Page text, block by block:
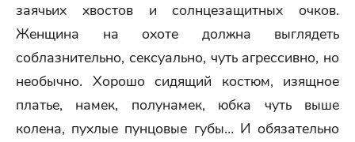
заячьих хвостов и солнцезащитных очков.
Женщина на охоте должна выглядеть
соблазнительно, сексуально, чуть агрессивно, но
необычно. Хорошо сидящий костюм, изящное
платье, намек, полунамек, юбка чуть выше
колена, пухлые пунцовые губы… И обязательно